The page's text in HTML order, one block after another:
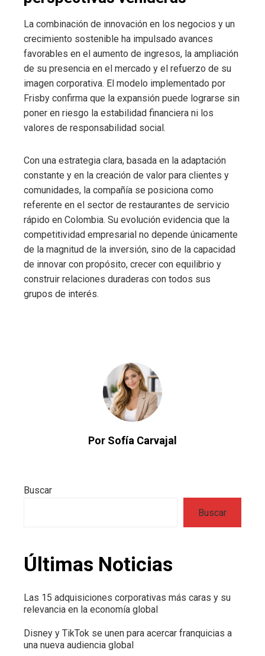
La combinación de innovación en los negocios y un
crecimiento sostenible ha impulsado avances
favorables en el aumento de ingresos, la ampliación
de su presencia en el mercado y el refuerzo de su
imagen corporativa. El modelo implementado por
Frisby confirma que la expansión puede lograrse sin
poner en riesgo la estabilidad financiera ni los
valores de responsabilidad social.
Con una estrategia clara, basada en la adaptación
constante y en la creación de valor para clientes y
comunidades, la compañía se posiciona como
referente en el sector de restaurantes de servicio
rápido en Colombia. Su evolución evidencia que la
competitividad empresarial no depende únicamente
de la magnitud de la inversión, sino de la capacidad
de innovar con propósito, crecer con equilibrio y
construir relaciones duraderas con todos sus
grupos de interés.
Por Sofía Carvajal
Buscar
Buscar
Últimas Noticias
Las 15 adquisiciones corporativas más caras y su
relevancia en la economía global
Disney y TikTok se unen para acercar franquicias a
una nueva audiencia global